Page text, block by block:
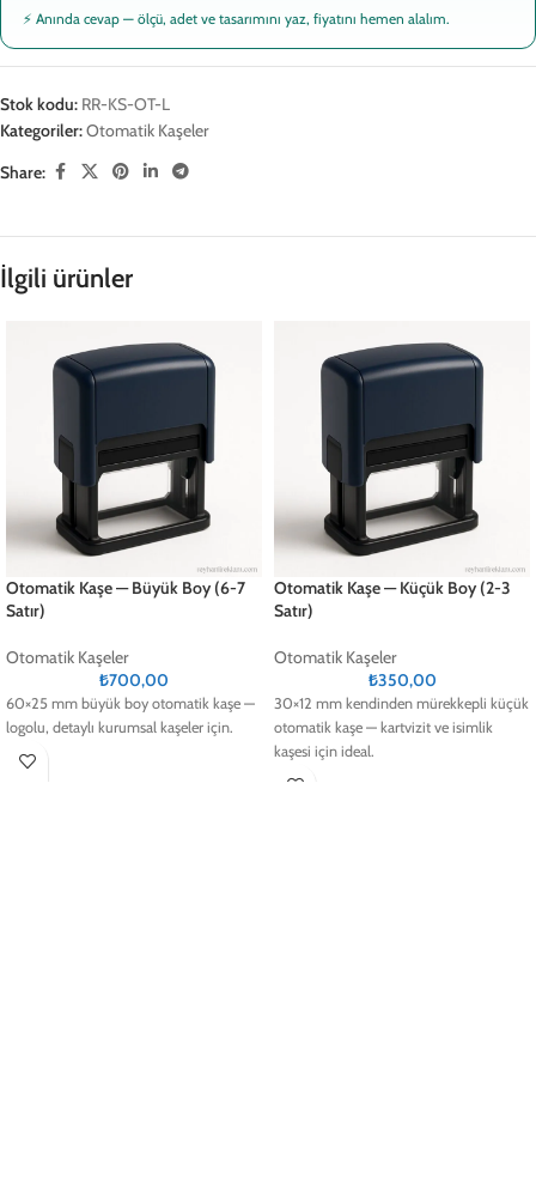
⚡ Anında cevap — ölçü, adet ve tasarımını yaz, fiyatını hemen alalım.
Stok kodu: RR-KS-OT-L
Kategoriler:Otomatik Kaşeler
Share:
İlgili ürünler
Otomatik Kaşe — Büyük Boy (6-7
Satır)
Otomatik Kaşeler
₺700,00
60×25 mm büyük boy otomatik kaşe —
logolu, detaylı kurumsal kaşeler için.
Otomatik Kaşe — Küçük Boy (2-3
Satır)
Otomatik Kaşeler
₺350,00
30×12 mm kendinden mürekkepli küçük
otomatik kaşe — kartvizit ve isimlik
kaşesi için ideal.